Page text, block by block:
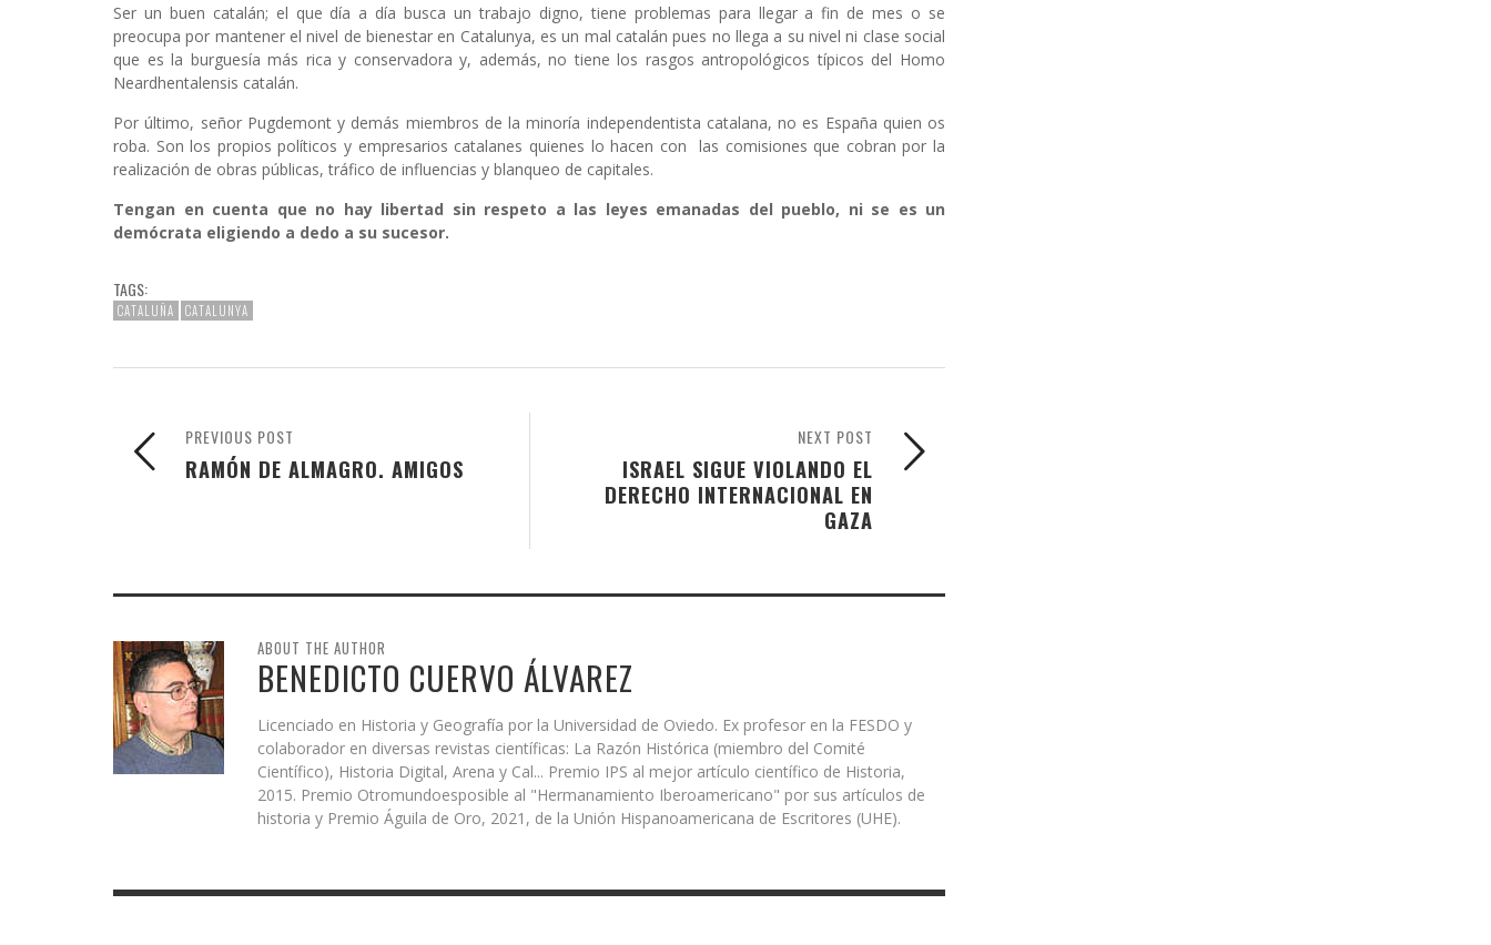
Ser un buen catalán; el que día a día busca un trabajo digno, tiene problemas para llegar a fin de mes o se
preocupa por mantener el nivel de bienestar en Catalunya, es un mal catalán pues no llega a su nivel ni clase social
que es la burguesía más rica y conservadora y, además, no tiene los rasgos antropológicos típicos del Homo
Neardhentalensis catalán.
Por último, señor Pugdemont y demás miembros de la minoría independentista catalana, no es España quien os
roba. Son los propios políticos y empresarios catalanes quienes lo hacen con las comisiones que cobran por la
realización de obras públicas, tráfico de influencias y blanqueo de capitales.
Tengan en cuenta que no hay libertad sin respeto a las leyes emanadas del pueblo, ni se es un
demócrata eligiendo a dedo a su sucesor.
TAGS:
CATALUÑA CATALUNYA
NEXT POST
ISRAEL SIGUE VIOLANDO EL
DERECHO INTERNACIONAL EN
GAZA
PREVIOUS POST
RAMÓN DE ALMAGRO. AMIGOS
ABOUT THE AUTHOR
BENEDICTO CUERVO ÁLVAREZ
Licenciado en Historia y Geografía por la Universidad de Oviedo. Ex profesor en la FESDO y
colaborador en diversas revistas científicas: La Razón Histórica (miembro del Comité
Científico), Historia Digital, Arena y Cal... Premio IPS al mejor artículo científico de Historia,
2015. Premio Otromundoesposible al "Hermanamiento Iberoamericano" por sus artículos de
historia y Premio Águila de Oro, 2021, de la Unión Hispanoamericana de Escritores (UHE).